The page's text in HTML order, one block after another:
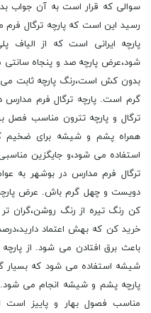
سوالی که قرار است به آن جواب
رسید این است که پارچه ترگال
پارچه ایرانی است که از الیاف
شود،عرض پارچه صد و پنجاه سانتی
بدون کش است،رنگ پارچه ثابت می
گرم است. پارچه ترگال فرم
ترگال و پارچه تترون مناسب فصل
همراه پشم و شیشه برای ضخیم
استفاده می شود،و جایگزین
ترگال فرم مدارس در بوشهر به
دویست و چهل گرم باش. عرض پارچه
کن رنگ تیره از رنگ روشن،گران
خرید کن که بهش اعتماد
باعث برق افتادن می شود. از
شیشه استفاده می شود که بسیار
پارچه پشم و شیشه انجام می شود.
مناسب فصول بهار و پاییز است